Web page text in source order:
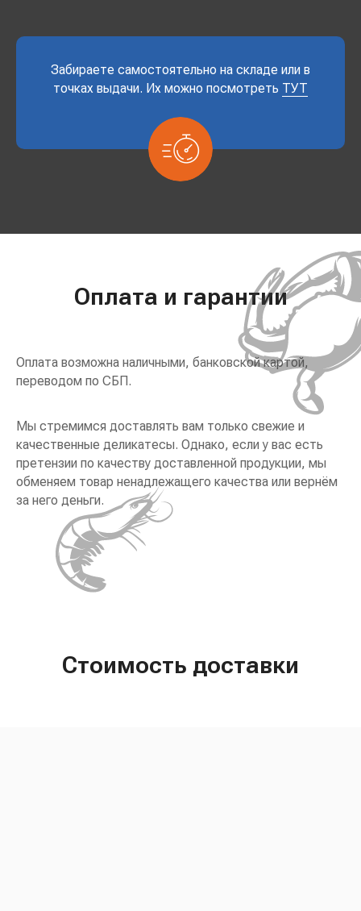
Забираете самостоятельно на складе или в
точках выдачи. Их можно посмотреть ТУТ
Оплата и гарантии
Оплата возможна наличными, банковской картой,
переводом по СБП.
Мы стремимся доставлять вам только свежие и
качественные деликатесы. Однако, если у вас есть
претензии по качеству доставленной продукции, мы
обменяем товар ненадлежащего качества или вернём
за него деньги.
Стоимость доставки